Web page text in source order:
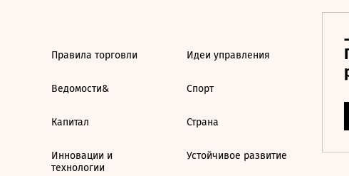
Правила торговли
Ведомости&
Капитал
Инновации и
технологии
Идеи управления
Спорт
Страна
Устойчивое развитие